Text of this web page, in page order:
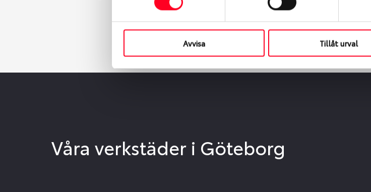
Avvisa Tillåt urval
Våra verkstäder i Göteborg